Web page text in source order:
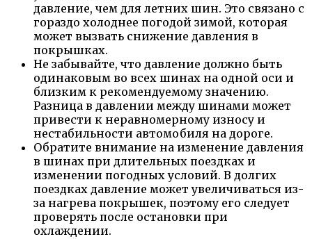
давление, чем для летних шин. Это связано с
гораздо холоднее погодой зимой, которая
может вызвать снижение давления в
покрышках.
Не забывайте, что давление должно быть
одинаковым во всех шинах на одной оси и
близким к рекомендуемому значению.
Разница в давлении между шинами может
привести к неравномерному износу и
нестабильности автомобиля на дороге.
Обратите внимание на изменение давления
в шинах при длительных поездках и
изменении погодных условий. В долгих
поездках давление может увеличиваться из-
за нагрева покрышек, поэтому его следует
проверять после остановки при
охлаждении.